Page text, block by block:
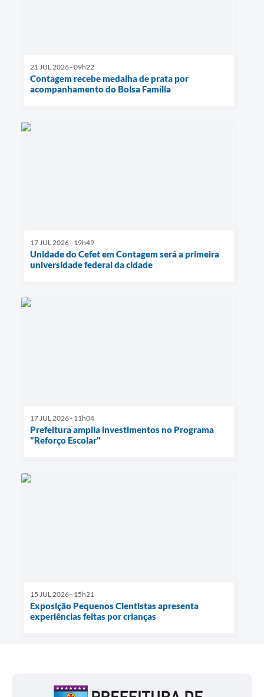
21 JUL 2026 - 09h22
Contagem recebe medalha de prata por
acompanhamento do Bolsa Família
17 JUL 2026 - 19h49
Unidade do Cefet em Contagem será a primeira
universidade federal da cidade
17 JUL 2026 - 11h04
Prefeitura amplia investimentos no Programa
"Reforço Escolar"
15 JUL 2026 - 15h21
Exposição Pequenos Cientistas apresenta
experiências feitas por crianças